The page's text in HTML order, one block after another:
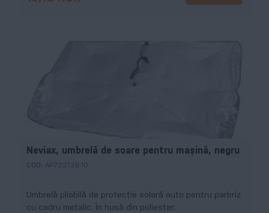
Neviax, umbrelă de soare pentru mașină, negru
COD: AP722139-10
Umbrelă pliabilă de protecție solară auto pentru parbriz
cu cadru metalic. În husă din poliester.